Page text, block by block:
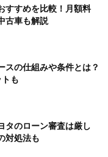
すすめを比較！月額料
古車も解説
スの仕組みや条件とは？
も
タのローン審査は厳し
対処法も